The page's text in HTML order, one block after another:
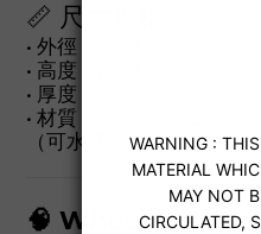
📏 尺寸規格
• 外徑：約 48 mm
• 高度：約 48 mm
• 厚度：約 15 mm
• 材質：100% Silicone
（可水洗，清潔方便）
🧠 Wheel 適合誰？